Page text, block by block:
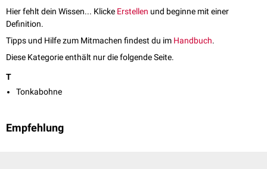
Hier fehlt dein Wissen... Klicke Erstellen und beginne mit einer
Definition.
Tipps und Hilfe zum Mitmachen findest du im Handbuch.
Diese Kategorie enthält nur die folgende Seite.
T
Tonkabohne
Empfehlung